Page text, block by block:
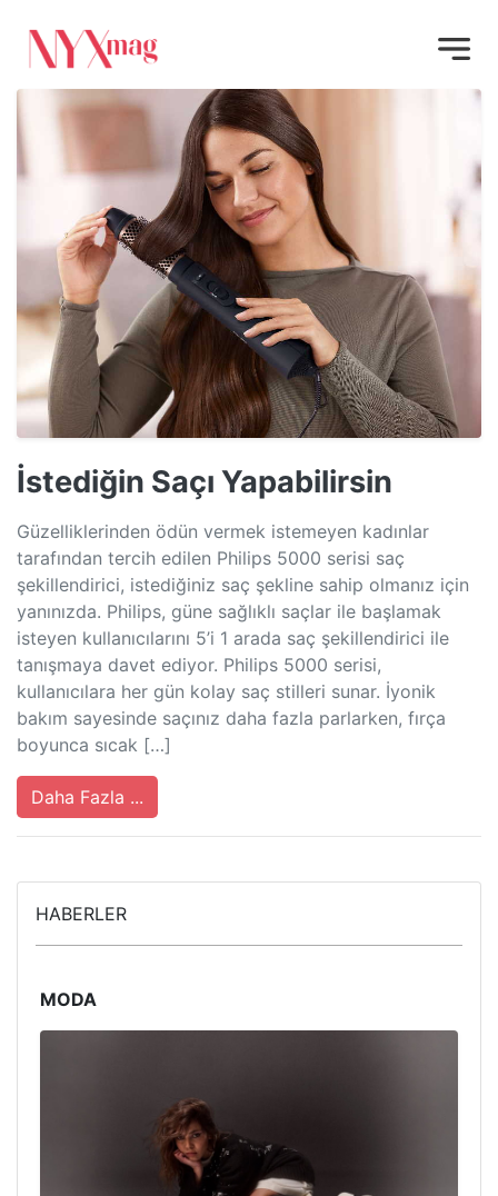
İstediğin Saçı Yapabilirsin
Güzelliklerinden ödün vermek istemeyen kadınlar
tarafından tercih edilen Philips 5000 serisi saç
şekillendirici, istediğiniz saç şekline sahip olmanız için
yanınızda. Philips, güne sağlıklı saçlar ile başlamak
isteyen kullanıcılarını 5’i 1 arada saç şekillendirici ile
tanışmaya davet ediyor. Philips 5000 serisi,
kullanıcılara her gün kolay saç stilleri sunar. İyonik
bakım sayesinde saçınız daha fazla parlarken, fırça
boyunca sıcak […]
Daha Fazla ...
HABERLER
MODA